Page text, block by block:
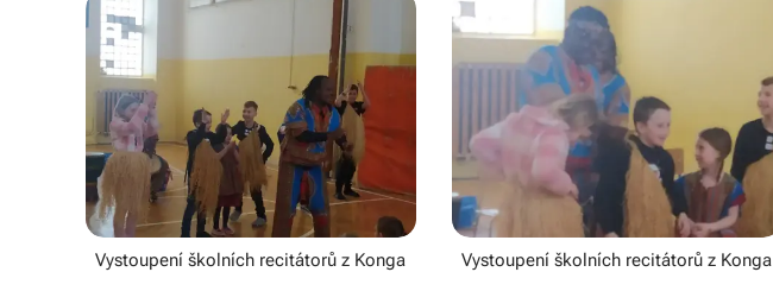
Vystoupení školních recitátorů z Konga Vystoupení školních recitátorů z Konga